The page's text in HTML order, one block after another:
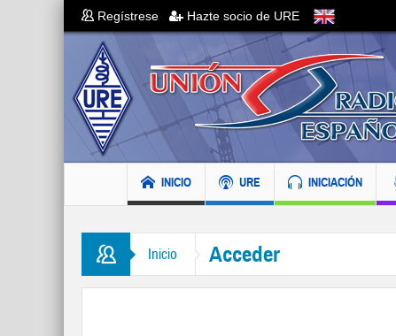
Regístrese Hazte socio de URE
INICIO URE INICIACIÓN
Inicio Acceder